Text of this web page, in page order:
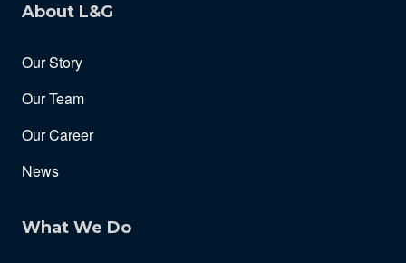
About L&G
Our Story
Our Team
Our Career
News
What We Do